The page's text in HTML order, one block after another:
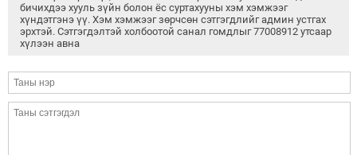
бичихдээ хууль зүйн болон ёс суртахууны хэм хэмжээг
хүндэтгэнэ үү. Хэм хэмжээг зөрчсөн сэтгэгдлийг админ устгах
эрхтэй. Сэтгэгдэлтэй холбоотой санал гомдлыг 77008912 утсаар
хүлээн авна